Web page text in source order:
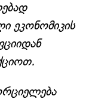
ეკონომიკის